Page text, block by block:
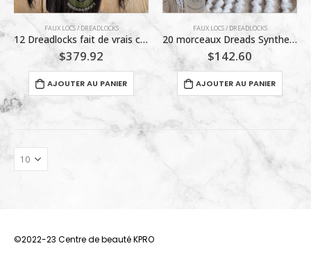
FAUX LOCS / DREADLOCKS
12 Dreadlocks fait de vrais cheveux Naturelles 20 pouces fait à la main
$379.92
AJOUTER AU PANIER
FAUX LOCS / DREADLOCKS
20 morceaux Dreads Synthetiques 8-1001-60
$142.60
AJOUTER AU PANIER
©2022-23 Centre de beauté KPRO